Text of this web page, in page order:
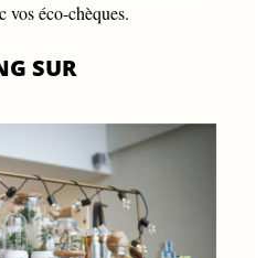
vos éco-chèques.
SUR